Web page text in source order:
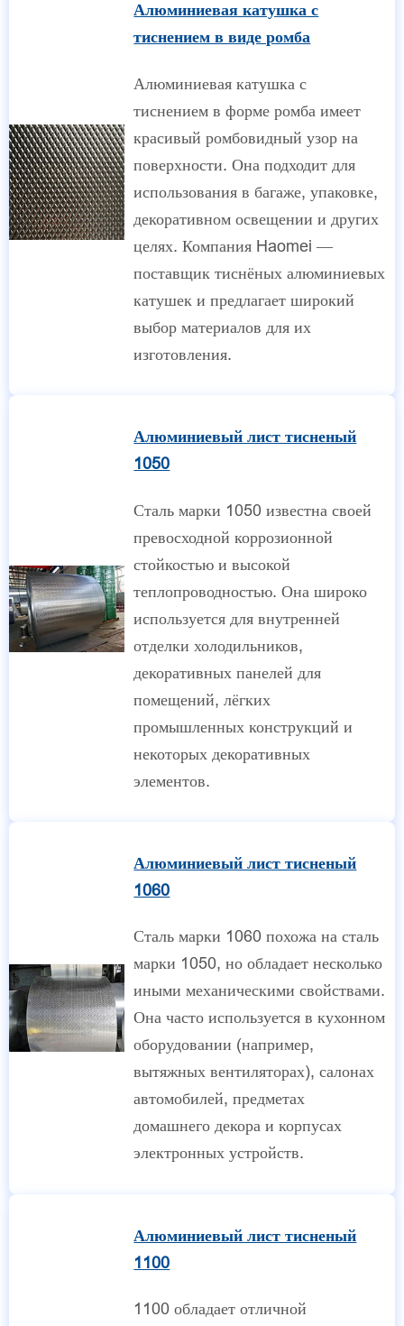
Алюминиевая катушка с
тиснением в виде ромба
Алюминиевая катушка с
тиснением в форме ромба имеет
красивый ромбовидный узор на
поверхности. Она подходит для
использования в багаже, упаковке,
декоративном освещении и других
целях. Компания Haomei —
поставщик тиснёных алюминиевых
катушек и предлагает широкий
выбор материалов для их
изготовления.
Алюминиевый лист тисненый
1050
Сталь марки 1050 известна своей
превосходной коррозионной
стойкостью и высокой
теплопроводностью. Она широко
используется для внутренней
отделки холодильников,
декоративных панелей для
помещений, лёгких
промышленных конструкций и
некоторых декоративных
элементов.
Алюминиевый лист тисненый
1060
Сталь марки 1060 похожа на сталь
марки 1050, но обладает несколько
иными механическими свойствами.
Она часто используется в кухонном
оборудовании (например,
вытяжных вентиляторах), салонах
автомобилей, предметах
домашнего декора и корпусах
электронных устройств.
Алюминиевый лист тисненый
1100
1100 обладает отличной